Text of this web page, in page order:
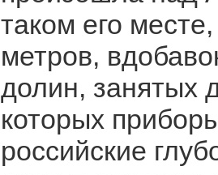
таком его
метров,
долин, занятых
которых
российские